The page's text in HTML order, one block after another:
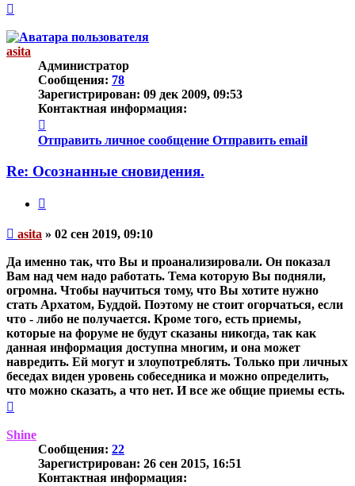
началу
asita
Администратор
Сообщения: 78
Зарегистрирован: 09 дек 2009, 09:53
Контактная информация:
информация
пользователя
Отправить личное сообщение Отправить email
Re: Осознанные сновидения.
Непрочитанное
asita » 02 сен 2019, 09:10
Да именно так, что Вы и проанализировали. Он показал
Вам над чем надо работать. Тема которую Вы подняли,
огромна. Чтобы научиться тому, что Вы хотите нужно
стать Архатом, Буддой. Поэтому не стоит огорчаться, если
что - либо не получается. Кроме того, есть приемы,
которые на форуме не будут сказаны никогда, так как
данная информация доступна многим, и она может
навредить. Ей могут и злоупотреблять. Только при личных
беседах виден уровень собеседника и можно определить,
что можно сказать, а что нет. И все же общие приемы есть.
началу
Shine
Сообщения: 22
Зарегистрирован: 26 сен 2015, 16:51
Контактная информация: